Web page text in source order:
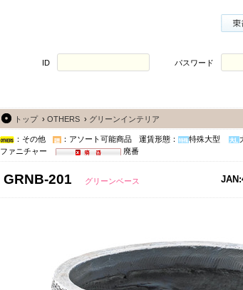
ID パスワード
トップ› OTHERS › グリーンインテリア
：その他 ：アソート可能商品 運賃形態： 特殊大型
ファニチャー
廃番
GRNB-201 グリーンベース